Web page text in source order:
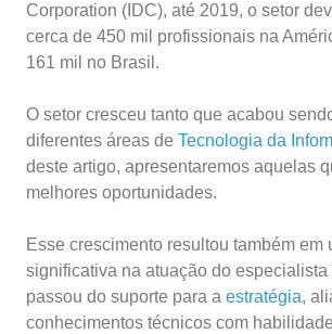
Corporation (IDC), até 2019, o setor
cerca de 450 mil profissionais na
161 mil no Brasil.
O setor cresceu tanto que acabou
diferentes áreas de Tecnologia da
deste artigo, apresentaremos aquelas
melhores oportunidades.
Esse crescimento resultou também em
significativa na atuação do especialista
passou do suporte para a estratégia,
conhecimentos técnicos com